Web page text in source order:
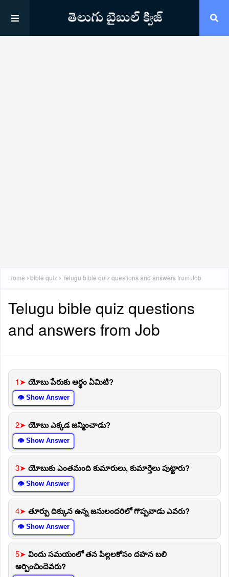
Home bible quiz Telugu bible quiz questions and answers from Job
Telugu bible quiz questions
and answers from Job
1➤ యోబు పేరుకు అర్థం ఏమిటి?
👁 Show Answer
2➤ యోబు ఎక్కడ జన్మించాడు?
👁 Show Answer
3➤ యోబుకు ఎంతమంది కుమారులు, కుమార్తెలు పుట్టారు?
👁 Show Answer
4➤ తూర్పు దిక్కున ఉన్న జనులందరిలో గొప్పవాడు ఎవరు?
👁 Show Answer
5➤ విందు సమయంలో తన పిల్లలకోసం దహన బలి
అర్పించిందెవరు?